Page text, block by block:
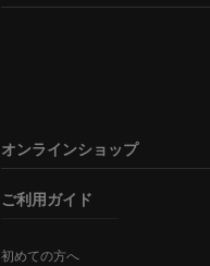
オンラインショップ
ご利用ガイド
初めての方へ